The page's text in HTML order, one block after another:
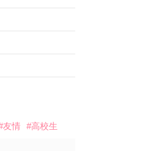
友情 #高校生